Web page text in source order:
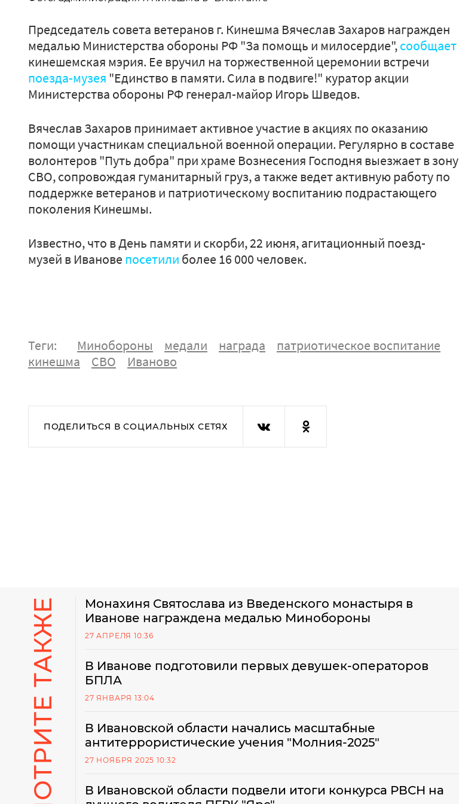
Председатель совета ветеранов г. Кинешма Вячеслав Захаров награжден
медалью Министерства обороны РФ "За помощь и милосердие",сообщает
кинешемская мэрия. Ее вручил на торжественной церемонии встречи
поезда-музея "Единство в памяти. Сила в подвиге!" куратор акции
Министерства обороны РФ генерал-майор Игорь Шведов.
Вячеслав Захаров принимает активное участие в акциях по оказанию
помощи участникам специальной военной операции. Регулярно в составе
волонтеров "Путь добра" при храме Вознесения Господня выезжает в зону
СВО, сопровождая гуманитарный груз, а также ведет активную работу по
поддержке ветеранов и патриотическому воспитанию подрастающего
поколения Кинешмы.
Известно, что в День памяти и скорби, 22 июня, агитационный поезд-
музей в Иванове посетили более 16 000 человек.
Теги: Минобороны медали награда
патриотическое воспитание
кинешма
СВО Иваново
ПОДЕЛИТЬСЯ В СОЦИАЛЬНЫХ СЕТЯХ
СМОТРИТЕ ТАКЖЕ
Монахиня Святослава из Введенского монастыря в
Иванове награждена медалью Минобороны
27 АПРЕЛЯ 10:36
В Иванове подготовили первых девушек-операторов
БПЛА
27 ЯНВАРЯ 13:04
В Ивановской области начались масштабные
антитеррористические учения "Молния-2025"
27 НОЯБРЯ 2025 10:32
В Ивановской области подвели итоги конкурса РВСН на